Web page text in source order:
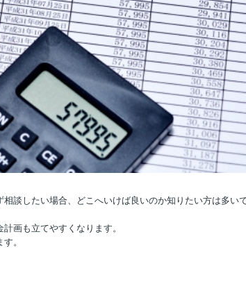
談したい場合、どこへいけば良いのか知りたい方は多い
画も立てやすくなります。
。